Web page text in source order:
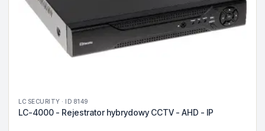
LC SECURITY · ID 8149
LC-4000 - Rejestrator hybrydowy CCTV - AHD - IP